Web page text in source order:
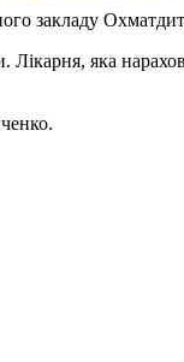
закладу
яка